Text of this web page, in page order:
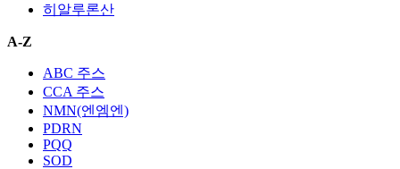
히알루론산
A-Z
ABC 주스
CCA 주스
NMN(엔엠엔)
PDRN
PQQ
SOD